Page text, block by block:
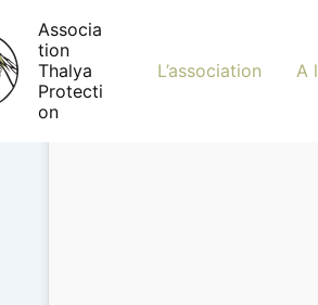
Associa
tion
Thalya
Protecti
on
L’association A